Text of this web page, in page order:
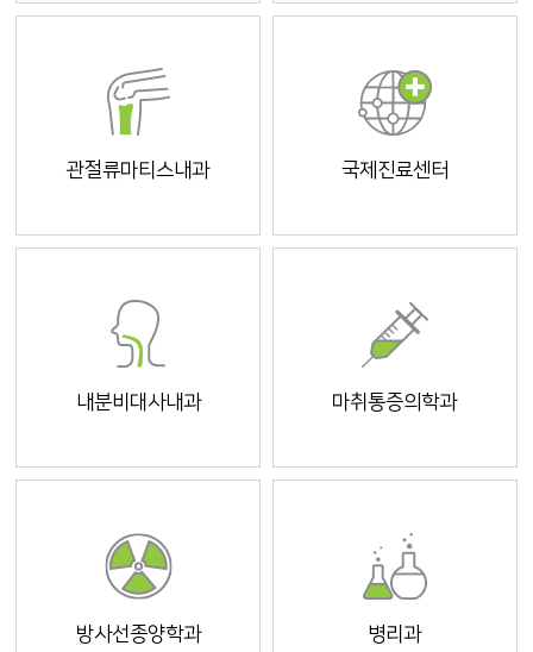
관절류마티스내과 국제진료센터
내분비대사내과 마취통증의학과
방사선종양학과 병리과